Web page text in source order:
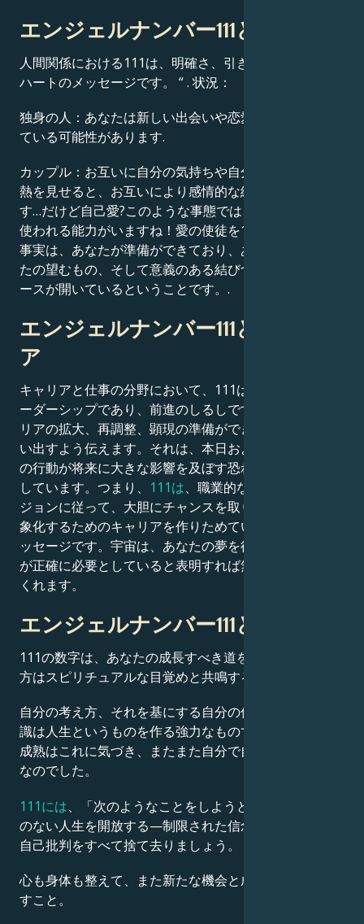
エンジェルナンバー111と愛
人間関係における111は、明確さ、引き寄せ、オープン
ハートのメッセージです。 “ . 状況：
独身の人：あなたは新しい出会いや恋愛の機会が近づい
ている可能性があります.
カップル：お互いに自分の気持ちや自分自身に対する情
熱を見せると、お互いにより感情的な絆を強化できま
す…だけど自己愛?このような事態では、他の関係にも
使われる能力がいますね！愛の使徒を111番するという
事実は、あなたが準備ができており、あなたの心とあな
たの望むもの、そして意義のある結びつきに関するスペ
ースが開いているということです。.
エンジェルナンバー111とキャリ
ア
キャリアと仕事の分野において、111は機会であり、リ
ーダーシップであり、前進のしるしです。宇宙は、キャ
リアの拡大、再調整、顕現の準備ができていることを思
い出すよう伝えます。それは、本日および明日のあなた
の行動が将来に大きな影響を及ぼす恐れがあることを示
しています。つまり、 111は、職業的な行動を最高のビ
ジョンに従って、大胆にチャンスを取り、自分自身を抽
象化するためのキャリアを作りためていくように促すメ
ッセージです。宇宙は、あなたの夢を後押しし、あなた
が正確に必要としていると表明すれば無条件に真理して
くれます。
エンジェルナンバー111と自己成長
111の数字は、あなたの成長すべき道を示し、心の在り
方はスピリチュアルな目覚めと共鳴する。
自分の考え方、それを基にする自分の信念、そして自意
識は人生というものを作る強力なものであり、個人的な
成熟はこれに気づき、またまた自分で自分を育てるもの
なのでした。
111には、「次のようなことをしようとして」かけがえ
のない人生を開放する—制限された信念や恐れ、そして
自己批判をすべて捨て去りましょう。
心も身体も整えて、また新たな機会と成長の糸口を見出
すこと。